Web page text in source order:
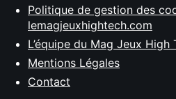
Politique de gestion des
lemagjeuxhightech.com
L’équipe du Mag Jeux High
Mentions Légales
Contact